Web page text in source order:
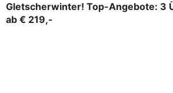
Gletscherwinter! Top-Angebote: 3
ab € 219,-